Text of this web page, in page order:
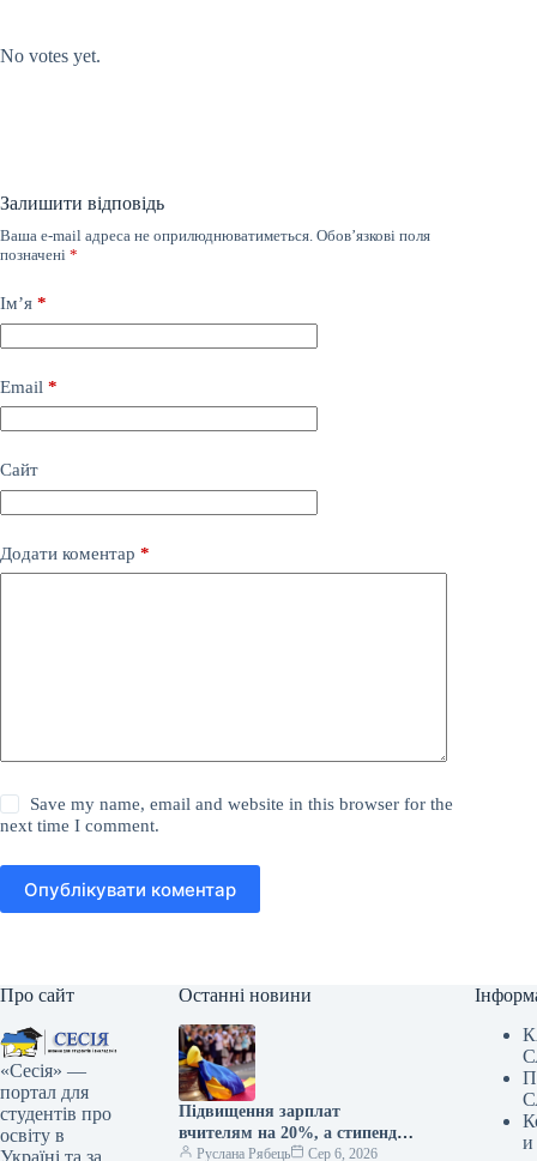
No votes yet.
Залишити відповідь
Ваша e-mail адреса не оприлюднюватиметься. Обов’язкові поля
позначені *
Ім’я *
Email *
Сайт
Додати коментар *
Save my name, email and website in this browser for the
next time I comment.
Опублікувати коментар
Про сайт
«Сесія» —
портал для
студентів про
освіту в
Україні та за
Останні новини
Підвищення зарплат
вчителям на 20%, а стипендій
— у два рази: коли очікувати
Руслана Рябець Сер 6, 2026
и